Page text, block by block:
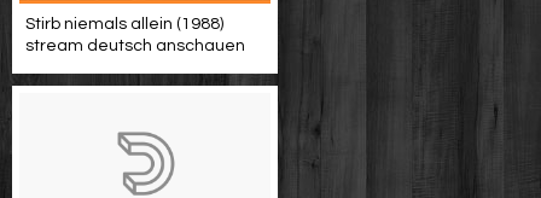
Stirb niemals allein (1988)
stream deutsch anschauen